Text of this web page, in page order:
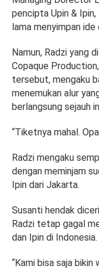
pencipta Upin & Ipin,
lama menyimpan
Namun, Radzi yang
Copaque
tersebut, mengaku
menemukan alur
berlangsung sejauh
“Tiketnya mahal.
Radzi mengaku
dengan meminjam
Ipin dari Jakarta.
Susanti hendak
Radzi tetap gagal
dan Ipin di Indonesia.
“Kami bisa saja